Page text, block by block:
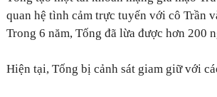
quan hệ tình cảm trực tuyến với cô Trần
Trong 6 năm, Tống đã lừa được hơn 200
Hiện tại, Tống bị cảnh sát giam giữ với